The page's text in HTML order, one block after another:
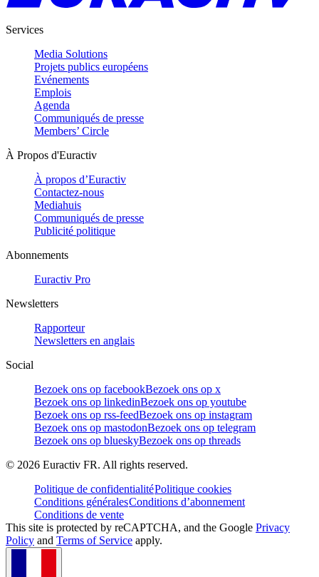
Services
Media Solutions
Projets publics européens
Evénements
Emplois
Agenda
Communiqués de presse
Members’ Circle
À Propos d'Euractiv
À propos d’Euractiv
Contactez-nous
Mediahuis
Communiqués de presse
Publicité politique
Abonnements
Euractiv Pro
Newsletters
Rapporteur
Newsletters en anglais
Social
Bezoek ons op facebookBezoek ons op x
Bezoek ons op linkedinBezoek ons op youtube
Bezoek ons op rss-feedBezoek ons op instagram
Bezoek ons op mastodonBezoek ons op telegram
Bezoek ons op blueskyBezoek ons op threads
© 2026 Euractiv FR. All rights reserved.
Politique de confidentialitéPolitique cookies
Conditions généralesConditions d’abonnement
Conditions de vente
This site is protected by reCAPTCHA, and the Google Privacy
Policy and Terms of Service apply.